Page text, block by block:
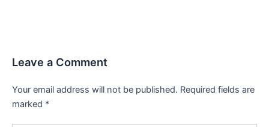
Leave a Comment
Your email address will not be published. Required fields are
marked *